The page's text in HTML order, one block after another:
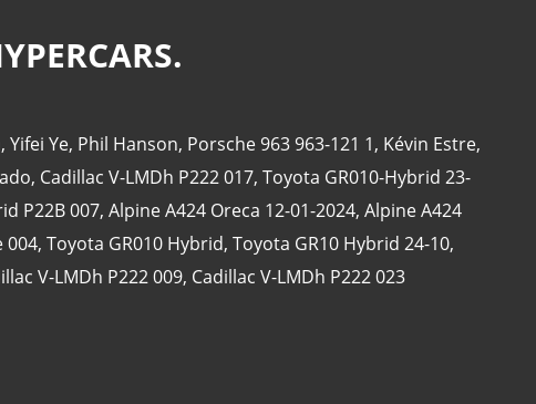
, Yifei Ye, Phil Hanson, Porsche 963 963-121 1, Kévin Estre,
, Cadillac V-LMDh P222 017, Toyota GR010-Hybrid 23-
P22B 007, Alpine A424 Oreca 12-01-2024, Alpine A424
004, Toyota GR010 Hybrid, Toyota GR10 Hybrid 24-10,
V-LMDh P222 009, Cadillac V-LMDh P222 023